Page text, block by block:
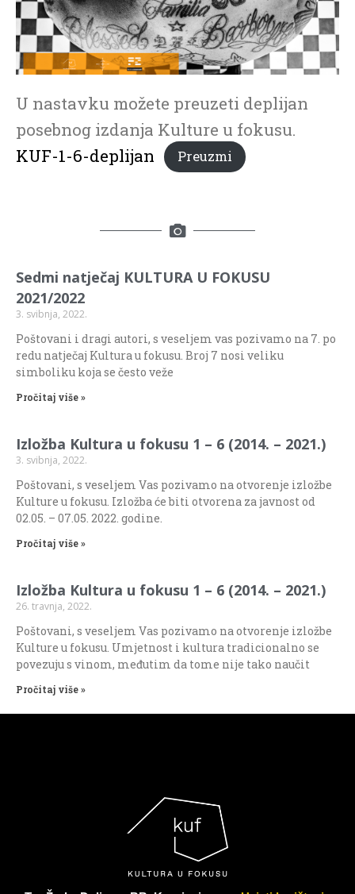
U nastavku možete preuzeti deplijan
posebnog izdanja Kulture u fokusu.
KUF-1-6-deplijan
Preuzmi
Sedmi natječaj KULTURA U FOKUSU
2021/2022
3. svibnja, 2022.
Poštovani i dragi autori, s veseljem vas pozivamo na 7. po
redu natječaj Kultura u fokusu. Broj 7 nosi veliku
simboliku koja se često veže
Pročitaj više »
Izložba Kultura u fokusu 1 – 6 (2014. – 2021.)
3. svibnja, 2022.
Poštovani, s veseljem Vas pozivamo na otvorenje izložbe
Kulture u fokusu. Izložba će biti otvorena za javnost od
02.05. – 07.05. 2022. godine.
Pročitaj više »
Izložba Kultura u fokusu 1 – 6 (2014. – 2021.)
26. travnja, 2022.
Poštovani, s veseljem Vas pozivamo na otvorenje izložbe
Kulture u fokusu. Umjetnost i kultura tradicionalno se
povezuju s vinom, međutim da tome nije tako naučit
Pročitaj više »